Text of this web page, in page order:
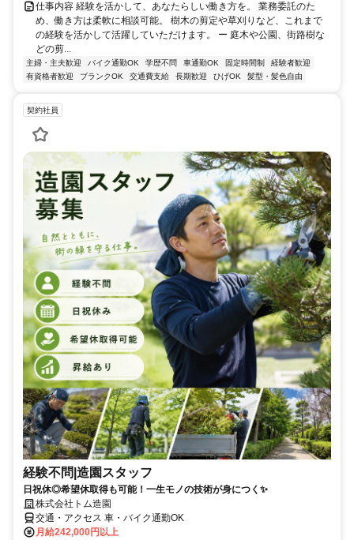
仕事内容 経験を活かして、あなたらしい働き方を。 業務委託のた
め、働き方は柔軟に相談可能。 樹木の剪定や草刈りなど、これまで
の経験を活かして活躍していただけます。 ー 庭木や公園、街路樹な
どの剪...
主婦・主夫歓迎 バイク通勤OK 学歴不問 車通勤OK 固定時間制
経験者歓迎
有資格者歓迎
ブランクOK 交通費支給 長期歓迎 ひげOK 髪型・髪色自由
契約社員
経験不問|造園スタッフ
日祝休◎希望休取得も可能！一生モノの技術が身につく✨
株式会社トム造園
交通・アクセス 車・バイク通勤OK
月給242,000円以上